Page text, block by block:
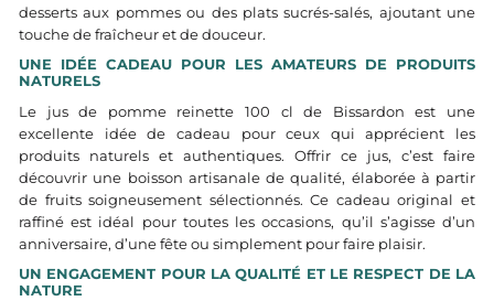
desserts aux pommes ou des plats sucrés-salés, ajoutant une
touche de fraîcheur et de douceur.
UNE IDÉE CADEAU POUR LES AMATEURS DE PRODUITS
NATURELS
Le jus de pomme reinette 100 cl de Bissardon est une
excellente idée de cadeau pour ceux qui apprécient les
produits naturels et authentiques. Offrir ce jus, c’est faire
découvrir une boisson artisanale de qualité, élaborée à partir
de fruits soigneusement sélectionnés. Ce cadeau original et
raffiné est idéal pour toutes les occasions, qu’il s’agisse d’un
anniversaire, d’une fête ou simplement pour faire plaisir.
UN ENGAGEMENT POUR LA QUALITÉ ET LE RESPECT DE LA
NATURE